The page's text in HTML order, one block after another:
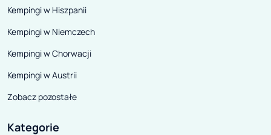
Kempingi w Hiszpanii
Kempingi w Niemczech
Kempingi w Chorwacji
Kempingi w Austrii
Zobacz pozostałe
Kategorie